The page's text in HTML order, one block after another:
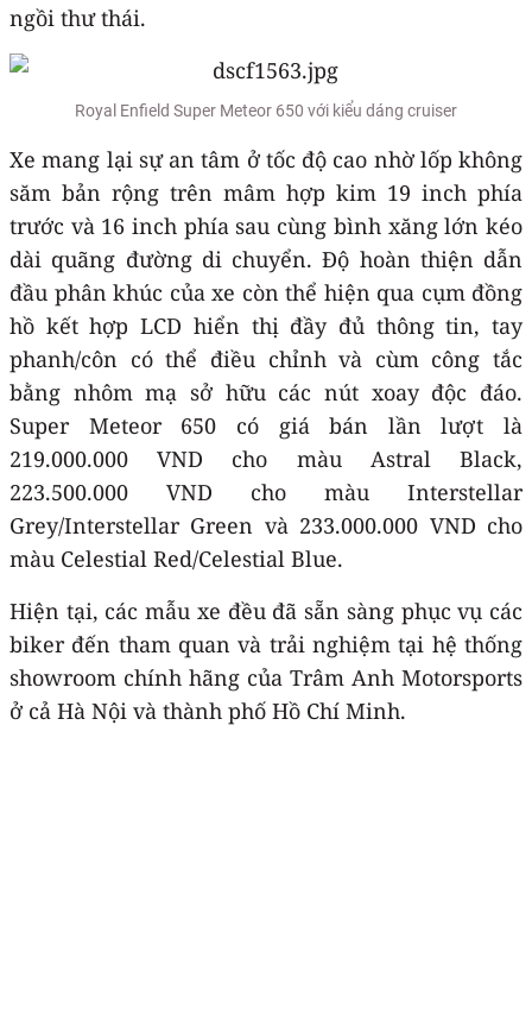
ngồi thư thái.
Royal Enfield Super Meteor 650 với kiểu dáng cruiser
Xe mang lại sự an tâm ở tốc độ cao nhờ lốp không
săm bản rộng trên mâm hợp kim 19 inch phía
trước và 16 inch phía sau cùng bình xăng lớn kéo
dài quãng đường di chuyển. Độ hoàn thiện dẫn
đầu phân khúc của xe còn thể hiện qua cụm đồng
hồ kết hợp LCD hiển thị đầy đủ thông tin, tay
phanh/côn có thể điều chỉnh và cùm công tắc
bằng nhôm mạ sở hữu các nút xoay độc đáo.
Super Meteor 650 có giá bán lần lượt là
219.000.000 VND cho màu Astral Black,
223.500.000 VND cho màu Interstellar
Grey/Interstellar Green và 233.000.000 VND cho
màu Celestial Red/Celestial Blue.
Hiện tại, các mẫu xe đều đã sẵn sàng phục vụ các
biker đến tham quan và trải nghiệm tại hệ thống
showroom chính hãng của Trâm Anh Motorsports
ở cả Hà Nội và thành phố Hồ Chí Minh.